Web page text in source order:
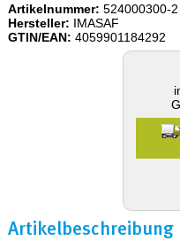
Artikelnummer: 524000300-2
Hersteller: IMASAF
GTIN/EAN: 4059901184292
Artikelbeschreibung